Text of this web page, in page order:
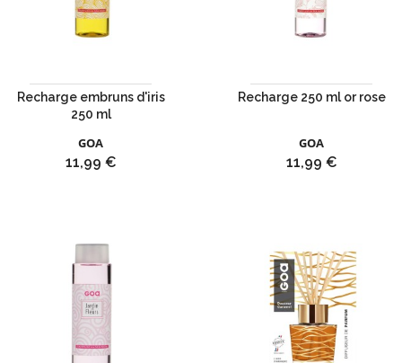
Recharge embruns d'iris
250 ml
GOA
Prix
11,99 €
Recharge 250 ml or rose
GOA
Prix
11,99 €